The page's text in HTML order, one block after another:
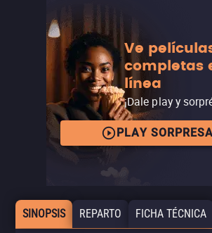
Ve
completas
línea
¡Dale play y
PLAY
SINOPSIS REPARTO FICHA TÉCNICA